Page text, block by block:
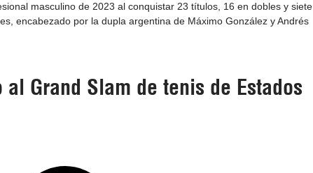
masculino de 2023 al conquistar 23 títulos, 16 en dobles y siete
encabezado por la dupla argentina de Máximo González y Andrés
Grand Slam de tenis de Estados